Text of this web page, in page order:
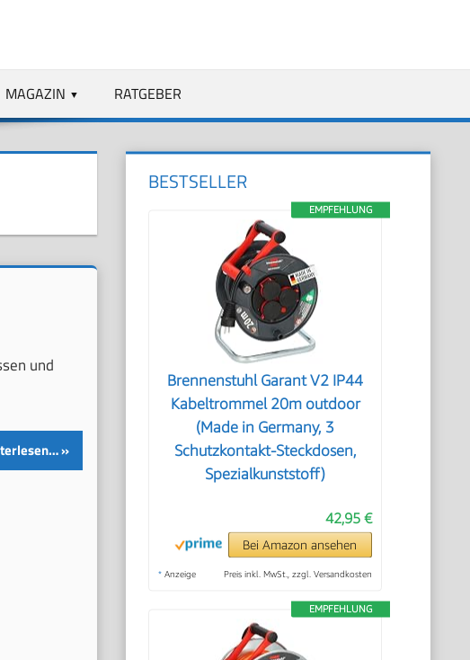
MAGAZIN RATGEBER
und
BESTSELLER
EMPFEHLUNG
Brennenstuhl Garant V2 IP44
Kabeltrommel 20m outdoor
(Made in Germany, 3
Schutzkontakt-Steckdosen,
Spezialkunststoff)
42,95 €
Bei Amazon ansehen
* Anzeige Preis inkl. MwSt., zzgl. Versandkosten
EMPFEHLUNG